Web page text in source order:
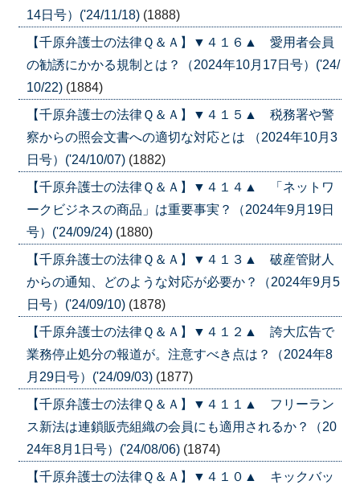
14日号）('24/11/18) (1888)
【千原弁護士の法律Ｑ＆Ａ】▼４１６▲ 愛用者会員
の勧誘にかかる規制とは？（2024年10月17日号）('24/
10/22) (1884)
【千原弁護士の法律Ｑ＆Ａ】▼４１５▲ 税務署や警
察からの照会文書への適切な対応とは （2024年10月3
日号）('24/10/07) (1882)
【千原弁護士の法律Ｑ＆Ａ】▼４１４▲ 「ネットワ
ークビジネスの商品」は重要事実？（2024年9月19日
号）('24/09/24) (1880)
【千原弁護士の法律Ｑ＆Ａ】▼４１３▲ 破産管財人
からの通知、どのような対応が必要か？（2024年9月5
日号）('24/09/10) (1878)
【千原弁護士の法律Ｑ＆Ａ】▼４１２▲ 誇大広告で
業務停止処分の報道が。注意すべき点は？（2024年8
月29日号）('24/09/03) (1877)
【千原弁護士の法律Ｑ＆Ａ】▼４１１▲ フリーラン
ス新法は連鎖販売組織の会員にも適用されるか？（20
24年8月1日号）('24/08/06) (1874)
【千原弁護士の法律Ｑ＆Ａ】▼４１０▲ キックバッ